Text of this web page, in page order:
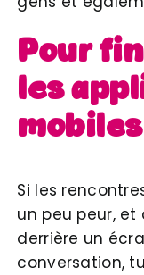
Pour
les
mobiles
Si les
un peu peur, et
derrière un
conversation,